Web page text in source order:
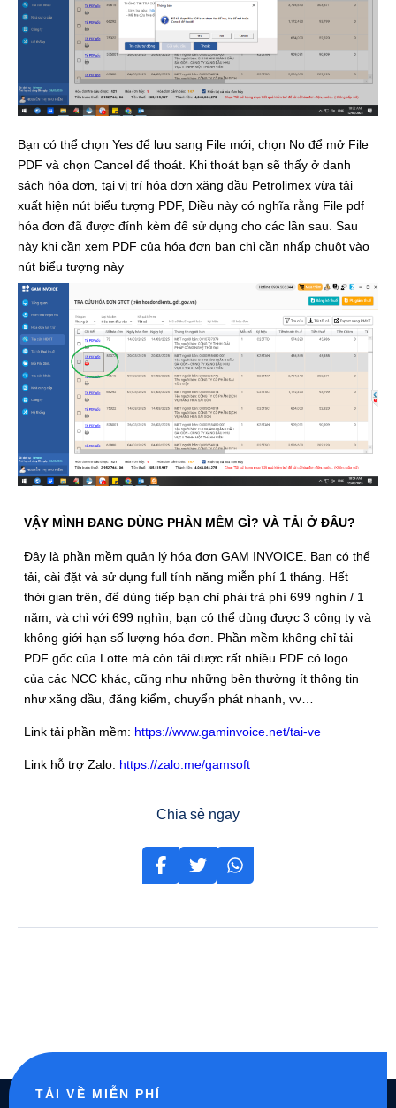
Bạn có thể chọn Yes để lưu sang File mới, chọn No để mở File
PDF và chọn Cancel để thoát. Khi thoát bạn sẽ thấy ở danh
sách hóa đơn, tại vị trí hóa đơn xăng dầu Petrolimex vừa tải
xuất hiện nút biểu tượng PDF, Điều này có nghĩa rằng File pdf
hóa đơn đã được đính kèm để sử dụng cho các lần sau. Sau
này khi cần xem PDF của hóa đơn bạn chỉ cần nhấp chuột vào
nút biểu tượng này
VẬY MÌNH ĐANG DÙNG PHẦN MỀM GÌ? VÀ TẢI Ở ĐÂU?
Đây là phần mềm quản lý hóa đơn GAM INVOICE. Bạn có thể
tải, cài đặt và sử dụng full tính năng miễn phí 1 tháng. Hết
thời gian trên, để dùng tiếp bạn chỉ phải trả phí 699 nghìn / 1
năm, và chỉ với 699 nghìn, bạn có thể dùng được 3 công ty và
không giới hạn số lượng hóa đơn. Phần mềm không chỉ tải
PDF gốc của Lotte mà còn tải được rất nhiều PDF có logo
của các NCC khác, cũng như những bên thường ít thông tin
như xăng dầu, đăng kiểm, chuyển phát nhanh, vv…
Link tải phần mềm: https://www.gaminvoice.net/tai-ve
Link hỗ trợ Zalo: https://zalo.me/gamsoft
Chia sẻ ngay
TẢI VỀ MIỄN PHÍ